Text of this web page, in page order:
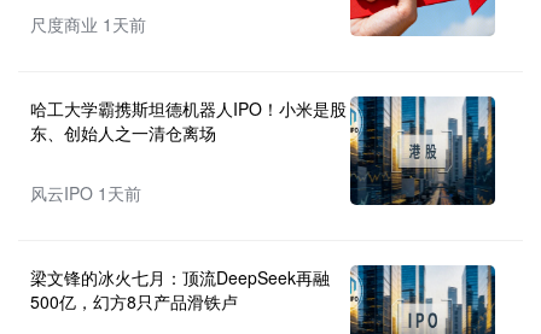
尺度商业 1天前
哈工大学霸携斯坦德机器人IPO！小米是股
东、创始人之一清仓离场
风云IPO 1天前
梁文锋的冰火七月：顶流DeepSeek再融
500亿，幻方8只产品滑铁卢